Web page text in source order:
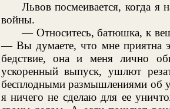
Львов посмеивается, когда я
войны.
— Относитесь, батюшка, к
— Вы думаете, что мне приятна
бедствие, она и меня лично
ускоренный выпуск, ушлют
бесплодными размышлениями об
я ничего не сделаю для ее